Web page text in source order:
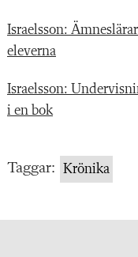
Israelsson:
eleverna
Israelsson:
i en bok
Taggar: Krönika